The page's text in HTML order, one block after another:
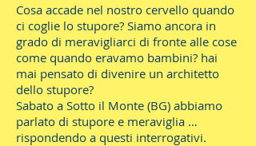
Cosa accade nel nostro cervello quando
ci coglie lo stupore? Siamo ancora in
grado di meravigliarci di fronte alle cose
come quando eravamo bambini? hai
mai pensato di divenire un architetto
dello stupore?
Sabato a Sotto il Monte (BG) abbiamo
parlato di stupore e meraviglia …
rispondendo a questi interrogativi.